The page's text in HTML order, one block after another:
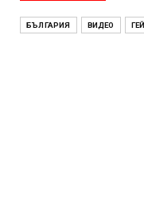
Без милост!
БЪЛГАРИЯ ВИДЕО